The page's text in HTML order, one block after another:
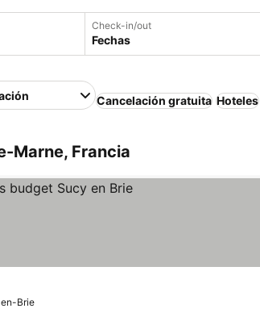
Check-in/out
Fechas
Cancelación gratuita Hoteles
Marne, Francia
Brie